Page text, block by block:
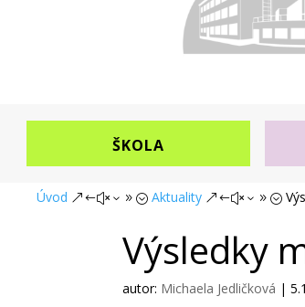
ŠKOLA
Úvod &#x39; Aktuality &#x39;
Výsledky
autor: Michaela Jedličková |